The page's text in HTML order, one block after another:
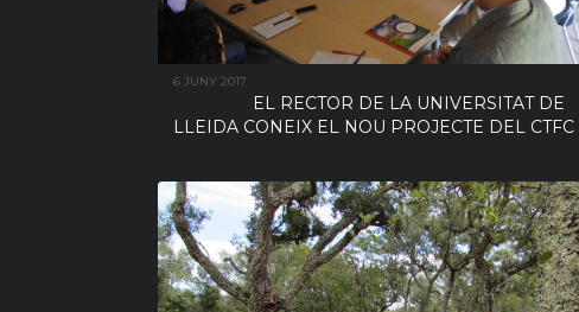
6 JUNY 2017
EL RECTOR DE LA UNIVERSITAT DE
LLEIDA CONEIX EL NOU PROJECTE DEL CTFC